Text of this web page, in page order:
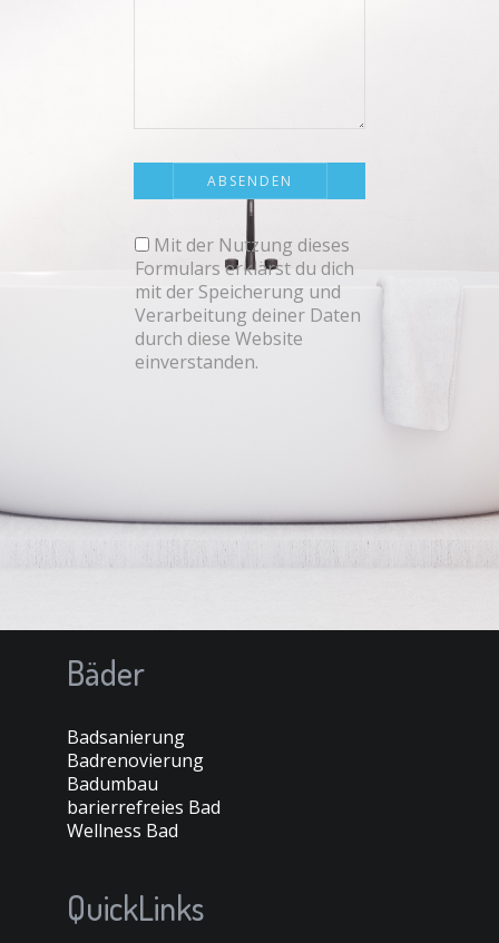
Mit der Nutzung dieses
Formulars erklärst du dich
mit der Speicherung und
Verarbeitung deiner Daten
durch diese Website
einverstanden.
Bäder
Badsanierung
Badrenovierung
Badumbau
barierrefreies Bad
Wellness Bad
QuickLinks